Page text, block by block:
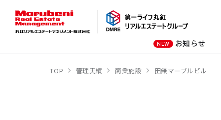
NEW お知らせ
TOP 管理実績 商業施設 田無マーブルビル